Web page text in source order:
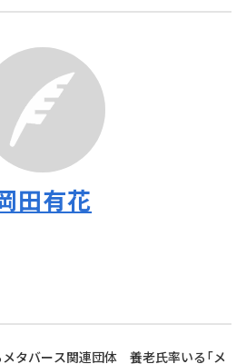
田有花
タバース関連団体 養老氏率いる「メ